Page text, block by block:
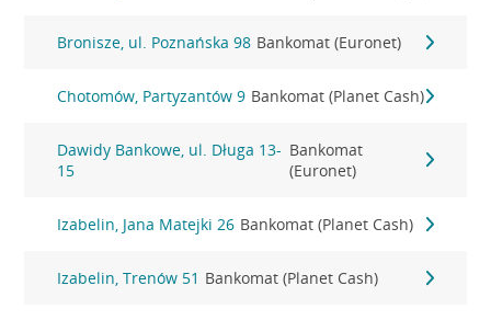
Bronisze, ul. Poznańska 98 Bankomat (Euronet)
Chotomów, Partyzantów 9 Bankomat (Planet Cash)
Dawidy Bankowe, ul. Długa 13-
15
Bankomat
(Euronet)
Izabelin, Jana Matejki 26 Bankomat (Planet Cash)
Izabelin, Trenów 51 Bankomat (Planet Cash)